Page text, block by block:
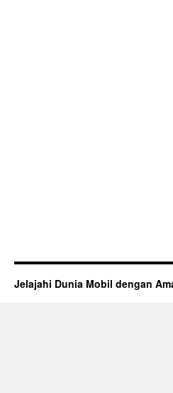
Jelajahi Dunia Mobil dengan